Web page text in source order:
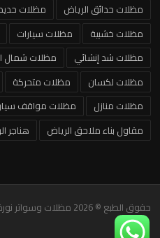
مظلات حدائق الرياض
مظلات حديد
مظلات خشبية
مظلات سيارات
مظلات شد إنشائي
مظلات شمال
مظلات لكسان
مظلات متحركة
مظلات منازل
مظلات مواقف
مقاول بناء ملاحق الرياض
هناجر
حقوق الطبع © 2026 مظلات وسواتر نورة البيشي. جميع الحقوق محفوظة.